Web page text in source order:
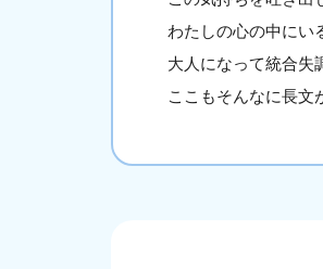
わたしの心の中にい
大人になって統合失
ここもそんなに長文